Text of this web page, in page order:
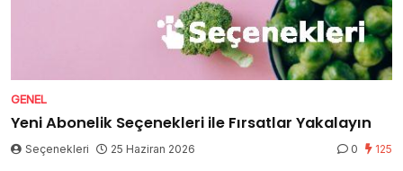
GENEL
Yeni Abonelik Seçenekleri ile Fırsatlar Yakalayın
Seçenekleri 25 Haziran 2026 0 125